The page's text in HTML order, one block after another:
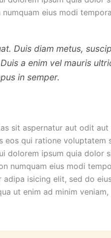
eius modi
Duis diam metus,
a enim vel mauris
in semper.
sit aspernatur aut odit aut
eos qui ratione voluptatem
dolorem ipsum quia dolor
numquam eius modi
isicing elit, sed do
ut enim ad minim